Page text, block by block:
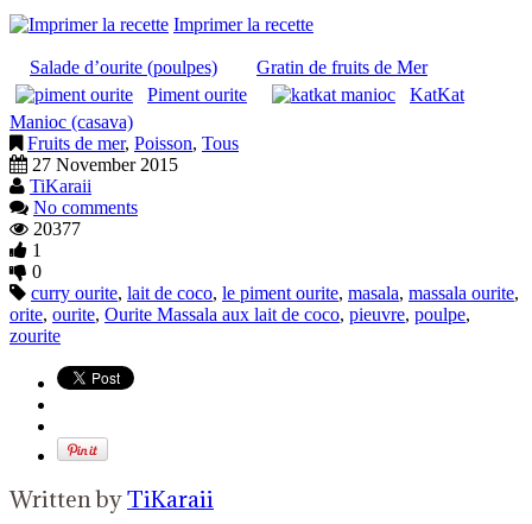
Imprimer la recette
Salade d’ourite (poulpes)
Gratin de fruits de Mer
Piment ourite
KatKat
Manioc (casava)
Fruits de mer, Poisson, Tous
27 November 2015
TiKaraii
No comments
20377
1
0
curry ourite, lait de coco, le piment ourite, masala, massala ourite,
orite, ourite, Ourite Massala aux lait de coco, pieuvre, poulpe,
zourite
Written byTiKaraii